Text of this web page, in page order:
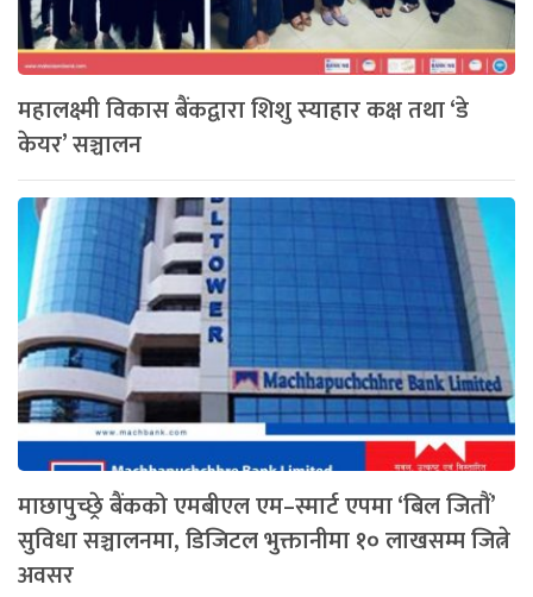
महालक्ष्मी विकास बैंकद्वारा शिशु स्याहार कक्ष तथा ‘डे
केयर’ सञ्चालन
माछापुच्छ्रे बैंकको एमबीएल एम–स्मार्ट एपमा ‘बिल जितौं’
सुविधा सञ्चालनमा, डिजिटल भुक्तानीमा १० लाखसम्म जित्ने
अवसर